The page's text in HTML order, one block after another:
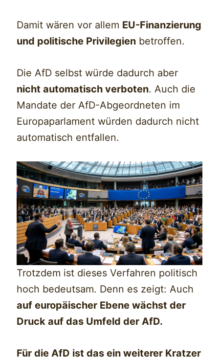
Damit wären vor allem EU-Finanzierung
und politische Privilegien betroffen.
Die AfD selbst würde dadurch aber
nicht automatisch verboten. Auch die
Mandate der AfD-Abgeordneten im
Europaparlament würden dadurch nicht
automatisch entfallen.
Trotzdem ist dieses Verfahren politisch
hoch bedeutsam. Denn es zeigt: Auch
auf europäischer Ebene wächst der
Druck auf das Umfeld der AfD.
Für die AfD ist das ein weiterer Kratzer